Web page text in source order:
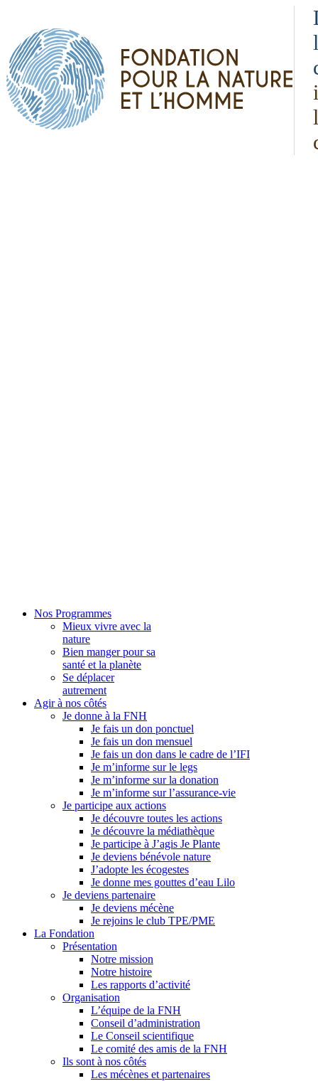
Nos Programmes
Mieux vivre avec la
nature
Bien manger pour sa
santé et la planète
Se déplacer
autrement
Agir à nos côtés
Je donne à la FNH
Je fais un don ponctuel
Je fais un don mensuel
Je fais un don dans le cadre de l’IFI
Je m’informe sur le legs
Je m’informe sur la donation
Je m’informe sur l’assurance-vie
Je participe aux actions
Je découvre toutes les actions
Je découvre la médiathèque
Je participe à J’agis Je Plante
Je deviens bénévole nature
J’adopte les écogestes
Je donne mes gouttes d’eau Lilo
Je deviens partenaire
Je deviens mécène
Je rejoins le club TPE/PME
La Fondation
Présentation
Notre mission
Notre histoire
Les rapports d’activité
Organisation
L’équipe de la FNH
Conseil d’administration
Le Conseil scientifique
Le comité des amis de la FNH
Ils sont à nos côtés
Les mécènes et partenaires